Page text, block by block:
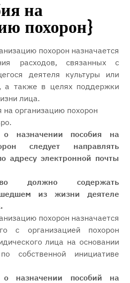
на
похорон}
похорон назначается
расходов, связанных с
деятеля культуры или
а также в целях поддержки
лица.
на организацию похорон
о назначении пособия на
следует направлять
адресу электронной почты
должно содержать
из жизни деятеле
похорон назначается
с организацией похорон
лица на основании
собственной инициативе
о назначении пособий на